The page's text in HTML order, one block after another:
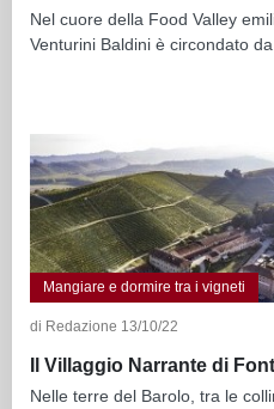
Nel cuore della Food Valley
Venturini Baldini è circondato da
Mangiare e dormire tra i vigneti
di Redazione 13/10/22
Il Villaggio Narrante di
Nelle terre del Barolo, tra le